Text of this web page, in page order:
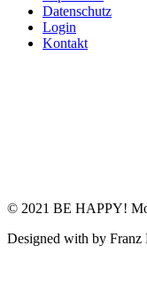
Datenschutz
Login
Kontakt
© 2021 BE HAPPY!
Designed with by Franz